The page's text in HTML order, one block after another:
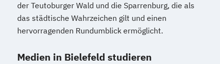
der Teutoburger Wald und die Sparrenburg, die als
das städtische Wahrzeichen gilt und einen
hervorragenden Rundumblick ermöglicht.
Medien in Bielefeld studieren